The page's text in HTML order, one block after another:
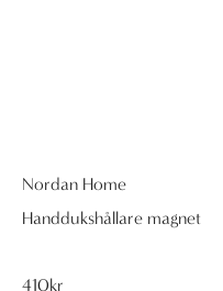
Nordan Home
Handdukshållare magnet
410kr